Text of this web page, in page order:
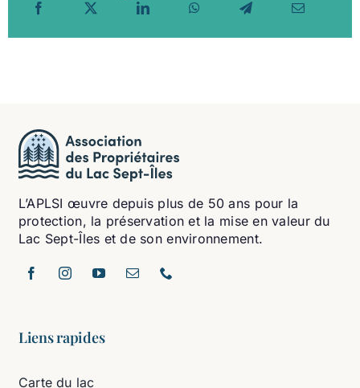
L’APLSI œuvre depuis plus de 50 ans pour la
protection, la préservation et la mise en valeur du
Lac Sept-Îles et de son environnement.
Liens rapides
Carte du lac